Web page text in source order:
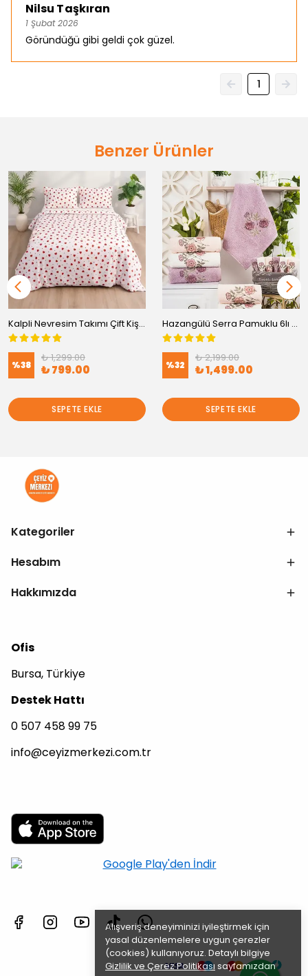
Alışveriş deneyiminizi iyileştirmek için
yasal düzenlemelere uygun çerezler
(cookies) kullanıyoruz. Detaylı bilgiye
Gizlilik ve Çerez Politikası sayfamızdan
Nilsu Taşkıran
1 Şubat 2026
Göründüğü gibi geldi çok güzel.
1
Benzer Ürünler
Kalpli Nevresim Takımı Çift Kişilik Pamuklu
%38
₺ 1,299.00
₺ 799.00
SEPETE EKLE
Hazangülü Serra Pamuklu 6lı kutulu Havlu (50x90)
%32
₺ 2,199.00
₺ 1,499.00
SEPETE EKLE
Kategoriler
Hesabım
Hakkımızda
Ofis
Bursa, Türkiye
Destek Hattı
0 507 458 99 75
info@ceyizmerkezi.com.tr